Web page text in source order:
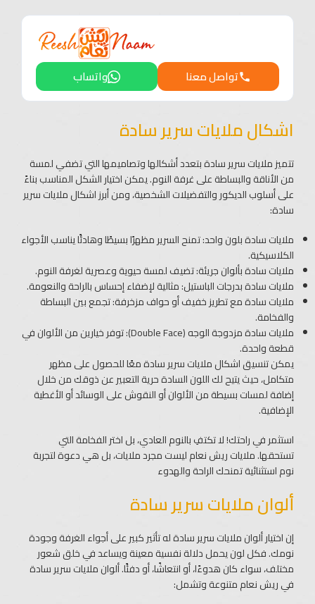
واتساب تواصل معنا
اشكال ملايات سرير سادة​
تتميز ملايات سرير سادة بتعدد أشكالها وتصاميمها التي تضفي لمسة
من الأناقة والبساطة على غرفة النوم. يمكن اختيار الشكل المناسب بناءً
على أسلوب الديكور والتفضيلات الشخصية، ومن أبرز اشكال ملايات سرير
سادة​:
ملايات سادة بلون واحد: تمنح السرير مظهرًا بسيطًا وهادئًا يناسب الأجواء
الكلاسيكية.
ملايات سادة بألوان جريئة: تضيف لمسة حيوية وعصرية لغرفة النوم.
ملايات سادة بدرجات الباستيل: مثالية لإضفاء إحساس بالراحة والنعومة.
ملايات سادة مع تطريز خفيف أو حواف مزخرفة: تجمع بين البساطة
والفخامة.
ملايات سادة مزدوجة الوجه (Double Face): توفر خيارين من الألوان في
قطعة واحدة.
يمكن تنسيق اشكال ملايات سرير سادة​​ معًا للحصول على مظهر
متكامل، حيث يتيح لك اللون السادة حرية التعبير عن ذوقك من خلال
إضافة لمسات بسيطة من الألوان أو النقوش على الوسائد أو الأغطية
الإضافية.
استثمر في راحتك! لا تكتفِ بالنوم العادي، بل اختر الفخامة التي
تستحقها. ملايات ريش نعام ليست مجرد ملايات، بل هي دعوة لتجربة
نوم استثنائية تمنحك الراحة والهدوء
ألوان ملايات سرير سادة​
إن اختيار ألوان ملايات سرير سادة​ له تأثير كبير على أجواء الغرفة وجودة
نومك. فكل لون يحمل دلالة نفسية معينة ويساعد في خلق شعور
مختلف، سواء كان هدوءًا، أو انتعاشًا، أو دفئًا. ألوان ملايات سرير سادة​
في ريش نعام متنوعة وتشمل: